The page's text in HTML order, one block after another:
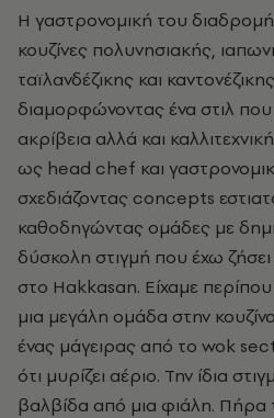
Η γαστρονομική του
κουζίνες πολυνησιακής,
ταϊλανδέζικης και
διαμορφώνοντας ένα στιλ που
ακρίβεια αλλά και
ως head chef και
σχεδιάζοντας concepts
καθοδηγώντας ομάδες με
δύσκολη στιγμή που έχω ζήσει
στο Hakkasan. Είχαμε
μια μεγάλη ομάδα στην
ένας μάγειρας από το wok
ότι μυρίζει αέριο. Την ίδια
βαλβίδα από μια φιάλη.